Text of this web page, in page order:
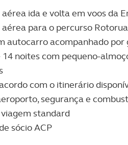
aérea ida e volta em voos da
aérea para o percurso
autocarro acompanhado
14 noites com pequeno-
com o itinerário
segurança e
standard
sócio ACP